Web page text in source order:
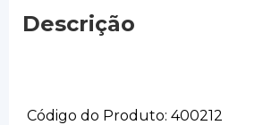
Descrição
Código do Produto: 400212